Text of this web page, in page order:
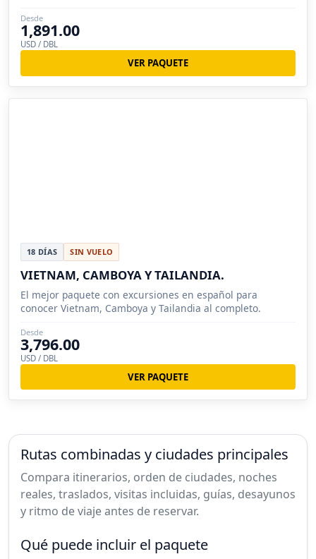
Desde
1,891.00
USD / DBL
VER PAQUETE
18 DÍAS SIN VUELO
VIETNAM, CAMBOYA Y TAILANDIA.
El mejor paquete con excursiones en español para
conocer Vietnam, Camboya y Tailandia al completo.
Desde
3,796.00
USD / DBL
VER PAQUETE
Rutas combinadas y ciudades principales
Compara itinerarios, orden de ciudades, noches
reales, traslados, visitas incluidas, guías, desayunos
y ritmo de viaje antes de reservar.
Qué puede incluir el paquete